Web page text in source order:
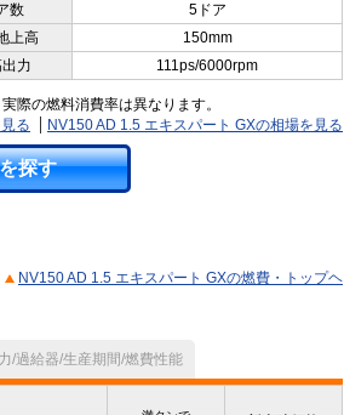
数
5ドア
上高
150mm
力 111ps/6000rpm
際の燃料消費率は異なります。
る
NV150 AD 1.5 エキスパート GXの相場を見る
探す
NV150 AD 1.5 エキスパート GXの燃費・トップヘ
/過給器/生産期間/燃費性能